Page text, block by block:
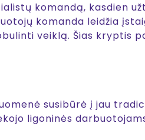
komandą, kasdien
komanda leidžia
veiklą. Šias kryptis
susibūrė į jau
ligoninės